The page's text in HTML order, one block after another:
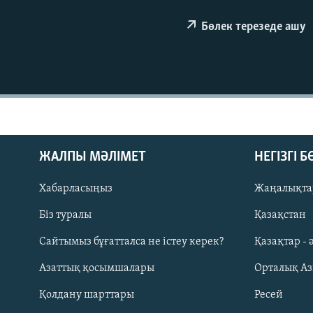
Русский
Бөлек терезеде ашу
ЖАЛПЫ МӘЛІМЕТ
Хабарласыңыз
Біз туралы
Сайтымыз бұғатталса не істеу керек?
Азаттық қосымшалары
Қолдану шарттары
НЕГІЗГІ
Қазақстан
Қазақтар -
Орталық
Ресей